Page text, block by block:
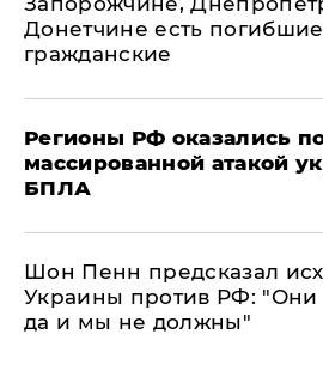
Донетчине есть
гражданские
Регионы РФ оказались
массированной атакой
БПЛА
Шон Пенн предсказал
Украины против РФ: "Они
да и мы не должны"